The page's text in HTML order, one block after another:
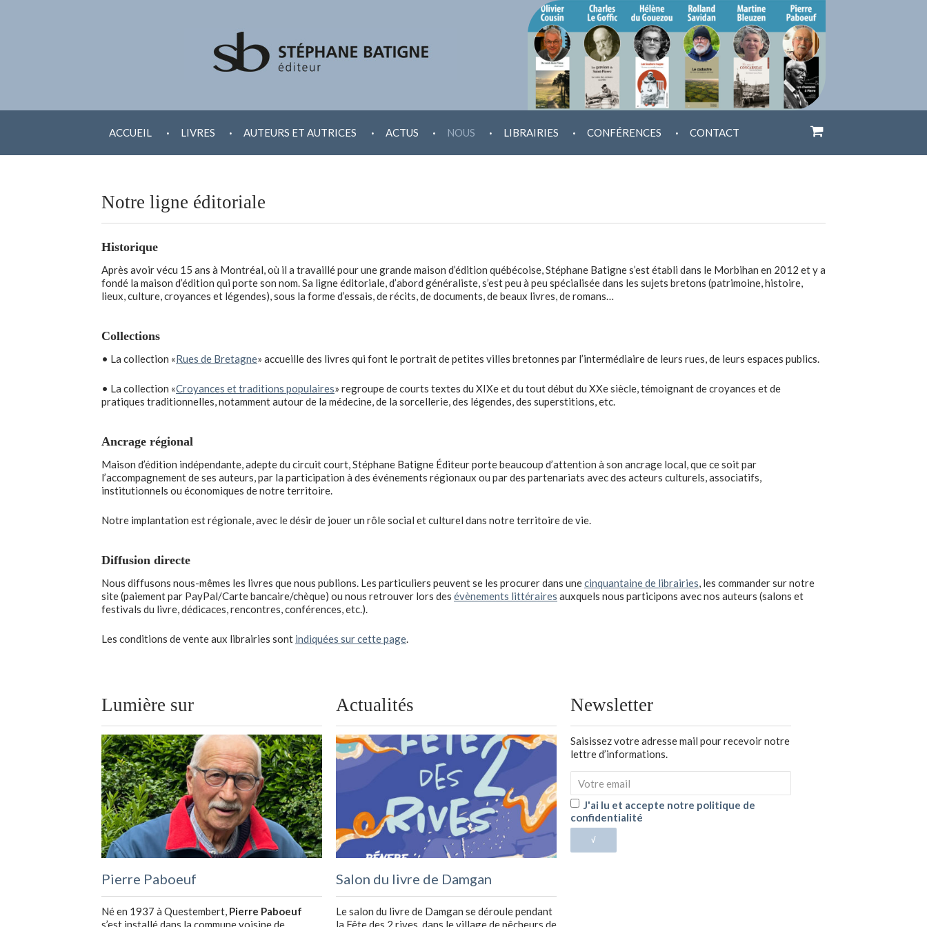
AU
ACCUEIL . LIVRES . AUTEURS ET AUTRICES . ACTUS . NOUS . LIBRAIRIES . CONFÉRENCES . CONTACT
Notre ligne éditoriale
Historique
Après avoir vécu 15 ans à Montréal, où il a travaillé pour une grande maison d’édition québécoise, Stéphane Batigne s’est établi dans le Morbihan en 2012 et y a
fondé la maison d’édition qui porte son nom. Sa ligne éditoriale, d’abord généraliste, s’est peu à peu spécialisée dans les sujets bretons (patrimoine, histoire,
lieux, culture, croyances et légendes), sous la forme d’essais, de récits, de documents, de beaux livres, de romans…
Collections
• La collection «Rues de Bretagne» accueille des livres qui font le portrait de petites villes bretonnes par l’intermédiaire de leurs rues, de leurs espaces publics.
• La collection «Croyances et traditions populaires» regroupe de courts textes du XIXe et du tout début du XXe siècle, témoignant de croyances et de
pratiques traditionnelles, notamment autour de la médecine, de la sorcellerie, des légendes, des superstitions, etc.
Ancrage régional
Maison d’édition indépendante, adepte du circuit court, Stéphane Batigne Éditeur porte beaucoup d’attention à son ancrage local, que ce soit par
l’accompagnement de ses auteurs, par la participation à des événements régionaux ou par des partenariats avec des acteurs culturels, associatifs,
institutionnels ou économiques de notre territoire.
Notre implantation est régionale, avec le désir de jouer un rôle social et culturel dans notre territoire de vie.
Diffusion directe
Nous diffusons nous-mêmes les livres que nous publions. Les particuliers peuvent se les procurer dans unecinquantaine de librairies, les commander sur notre
site (paiement par PayPal/Carte bancaire/chèque) ou nous retrouver lors des évènements littéraires auxquels nous participons avec nos auteurs (salons et
festivals du livre, dédicaces, rencontres, conférences, etc.).
Les conditions de vente aux librairies sont indiquées sur cette page.
Lumière sur
Pierre Paboeuf
Né en 1937 à Questembert, Pierre Paboeuf
s’est installé dans la commune voisine de
Actualités
Salon du livre de Damgan
Le salon du livre de Damgan se déroule pendant
la Fête des 2 rives, dans le village de pêcheurs de
Newsletter
Saisissez votre adresse mail pour recevoir notre
lettre d’informations.
J'ai lu et accepte notre politique de
confidentialité
√